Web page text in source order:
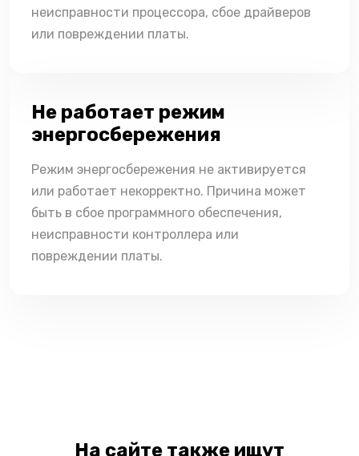
неисправности процессора, сбое драйверов
или повреждении платы.
Не работает режим
энергосбережения
Режим энергосбережения не активируется
или работает некорректно. Причина может
быть в сбое программного обеспечения,
неисправности контроллера или
повреждении платы.
На сайте также ищут